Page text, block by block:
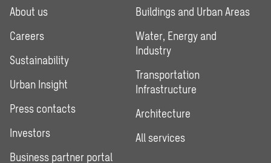
About us
Careers
Sustainability
Urban Insight
Press contacts
Investors
Business partner portal
Buildings and Urban Areas
Water, Energy and
Industry
Transportation
Infrastructure
Architecture
All services